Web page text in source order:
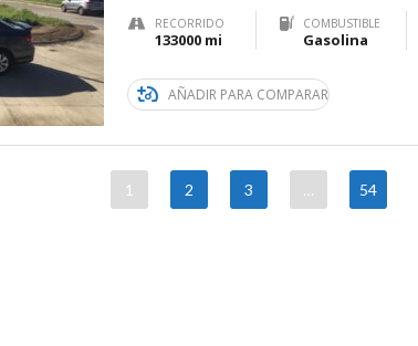
RECORRIDO
133000 mi
COMBUSTIBLE
Gasolina
AÑADIR PARA COMPARAR
1 2 3 … 54